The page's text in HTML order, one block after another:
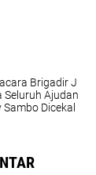
Brigadir J
Seluruh Ajudan
Sambo Dicekal